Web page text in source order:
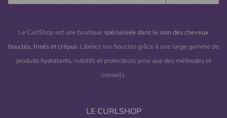
Le CurlShop est une boutique spécialisée dans le soin des cheveux
bouclés, frisés et crépus. Libérez vos boucles grâce à une large gamme de
produits hydratants, nutritifs et protecteurs ainsi que des méthodes et
conseils.
LE CURLSHOP